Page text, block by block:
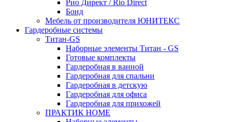
Рио Директ / Rio Direct
Бонд
Мебель от производителя ЮНИТЕКС
Гардеробные системы
Титан-GS
Наборные элементы Титан - GS
Готовые комплекты
Гардеробная в ванной
Гардеробная для спальни
Гардеробная в детскую
Гардеробная для офиса
Гардеробная для прихожей
ПРАКТИК HOME